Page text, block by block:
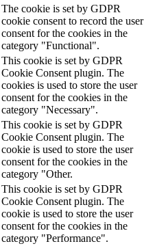
The cookie is set by GDPR
cookie consent to record the user
consent for the cookies in the
category "Functional".
This cookie is set by GDPR
Cookie Consent plugin. The
cookies is used to store the user
consent for the cookies in the
category "Necessary".
This cookie is set by GDPR
Cookie Consent plugin. The
cookie is used to store the user
consent for the cookies in the
category "Other.
This cookie is set by GDPR
Cookie Consent plugin. The
cookie is used to store the user
consent for the cookies in the
category "Performance".